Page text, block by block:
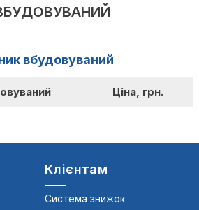
вбудовуваний
Ціна, грн.
Клієнтам
Система знижок